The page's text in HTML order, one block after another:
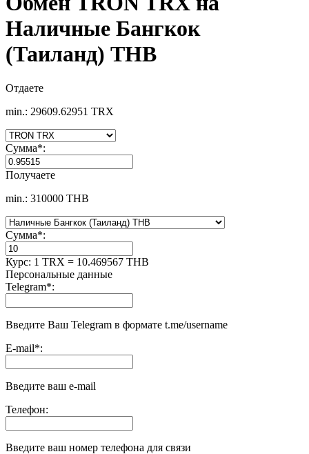
Наличные Бангкок
(Таиланд) THB
Отдаете
min.: 29609.62951 TRX
Сумма*:
Получаете
min.: 310000 THB
Сумма*:
Курс: 1 TRX = 10.469567 THB
Персональные данные
Telegram*:
Введите Ваш Telegram в формате t.me/username
E-mail*:
Введите ваш e-mail
Телефон:
Введите ваш номер телефона для связи